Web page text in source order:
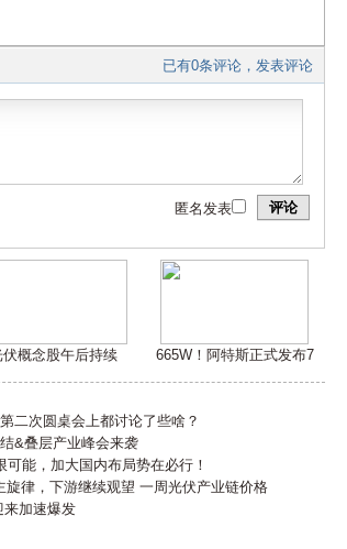
已有0条评论，发表评论
评论
匿名发表
伏概念股午后持续 665W！阿特斯正式发布7
二次圆桌会上都讨论了些啥？
&叠层产业峰会来袭
能，加大国内布局势在必行！
旋律，下游继续观望 一周光伏产业链价格
来加速爆发